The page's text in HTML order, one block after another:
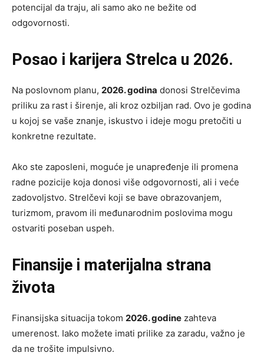
potencijal da traju, ali samo ako ne bežite od
odgovornosti.
Posao i karijera Strelca u 2026.
Na poslovnom planu, 2026. godina donosi Strelčevima
priliku za rast i širenje, ali kroz ozbiljan rad. Ovo je godina
u kojoj se vaše znanje, iskustvo i ideje mogu pretočiti u
konkretne rezultate.
Ako ste zaposleni, moguće je unapređenje ili promena
radne pozicije koja donosi više odgovornosti, ali i veće
zadovoljstvo. Strelčevi koji se bave obrazovanjem,
turizmom, pravom ili međunarodnim poslovima mogu
ostvariti poseban uspeh.
Finansije i materijalna strana
života
Finansijska situacija tokom 2026. godine zahteva
umerenost. Iako možete imati prilike za zaradu, važno je
da ne trošite impulsivno.